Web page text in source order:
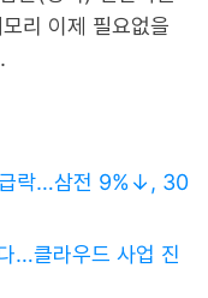
리 이제 필요없을
락…삼전 9%↓, 30
…클라우드 사업 진